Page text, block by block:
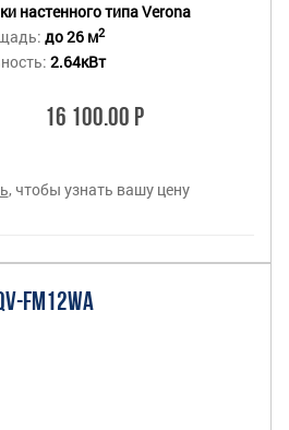
настенного типа Verona
до 26 м2
2.64кВт
16 100.00 Р
, чтобы узнать вашу цену
FM12WA